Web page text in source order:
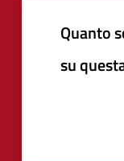
Quanto
su